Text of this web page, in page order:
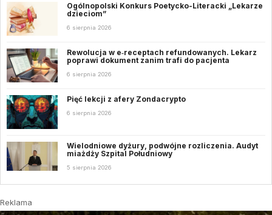
Ogólnopolski Konkurs Poetycko-Literacki „Lekarze
dzieciom”
6 sierpnia 2026
Rewolucja w e‑receptach refundowanych. Lekarz
poprawi dokument zanim trafi do pacjenta
6 sierpnia 2026
Pięć lekcji z afery Zondacrypto
6 sierpnia 2026
Wielodniowe dyżury, podwójne rozliczenia. Audyt
miażdży Szpital Południowy
5 sierpnia 2026
Reklama